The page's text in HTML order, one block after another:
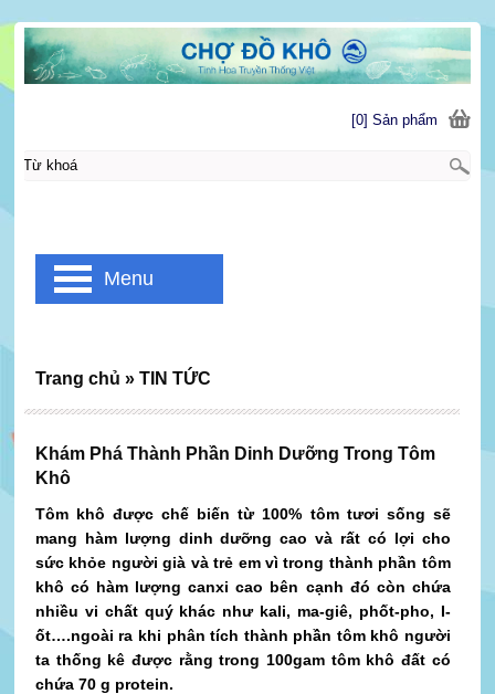
Khám Phá Thành Phần Dinh Dưỡng Trong Tôm
Khô
Tôm khô được chế biến từ 100% tôm tươi sống sẽ
mang hàm lượng dinh dưỡng cao và rất có lợi cho
sức khỏe người già và trẻ em vì trong thành phần tôm
khô có hàm lượng canxi cao bên cạnh đó còn chứa
nhiều vi chất quý khác như kali, ma-giê, phốt-pho, I-
ốt….ngoài ra khi phân tích thành phần tôm khô người
ta thống kê được rằng trong 100gam tôm khô đất có
chứa 70 g protein.
Trang chủ » TIN TỨC
[0] Sản phẩm
Menu